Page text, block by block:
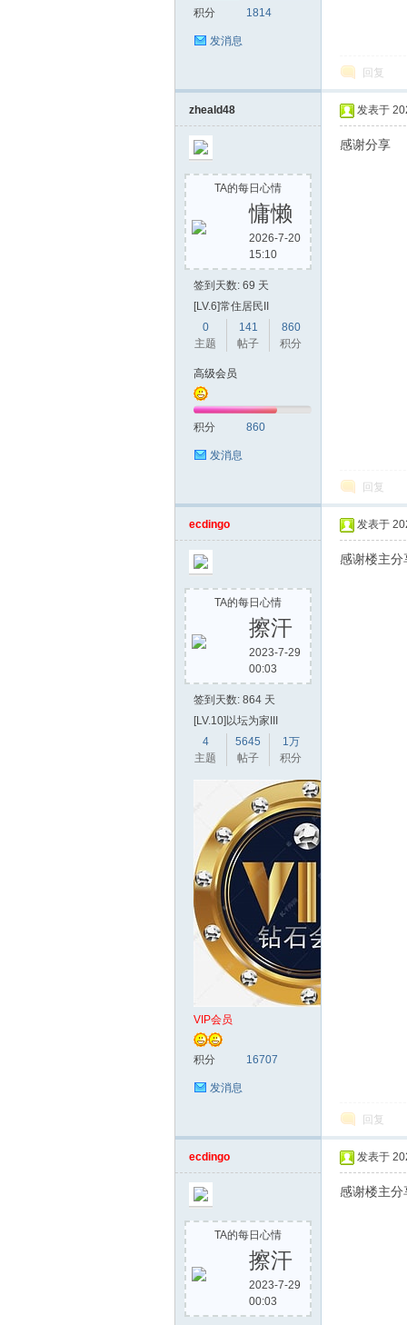
积分 1814
发消息
回复
zheald48
TA的每日心情
慵懒
2026-7-20
15:10
签到天数: 69 天
[LV.6]常住居民II
0
主题
141
帖子
860
积分
高级会员
积分 860
发消息
发表于
感谢分享
回复
ecdingo
TA的每日心情
擦汗
2023-7-29
00:03
签到天数: 864 天
[LV.10]以坛为家III
4
主题
5645
帖子
1万
积分
VIP会员
积分 16707
发消息
发表于
感谢楼主分
回复
ecdingo
TA的每日心情
擦汗
2023-7-29
00:03
发表于
感谢楼主分